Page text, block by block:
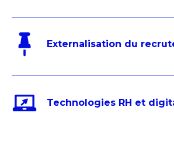
Externalisation du
Technologies RH et